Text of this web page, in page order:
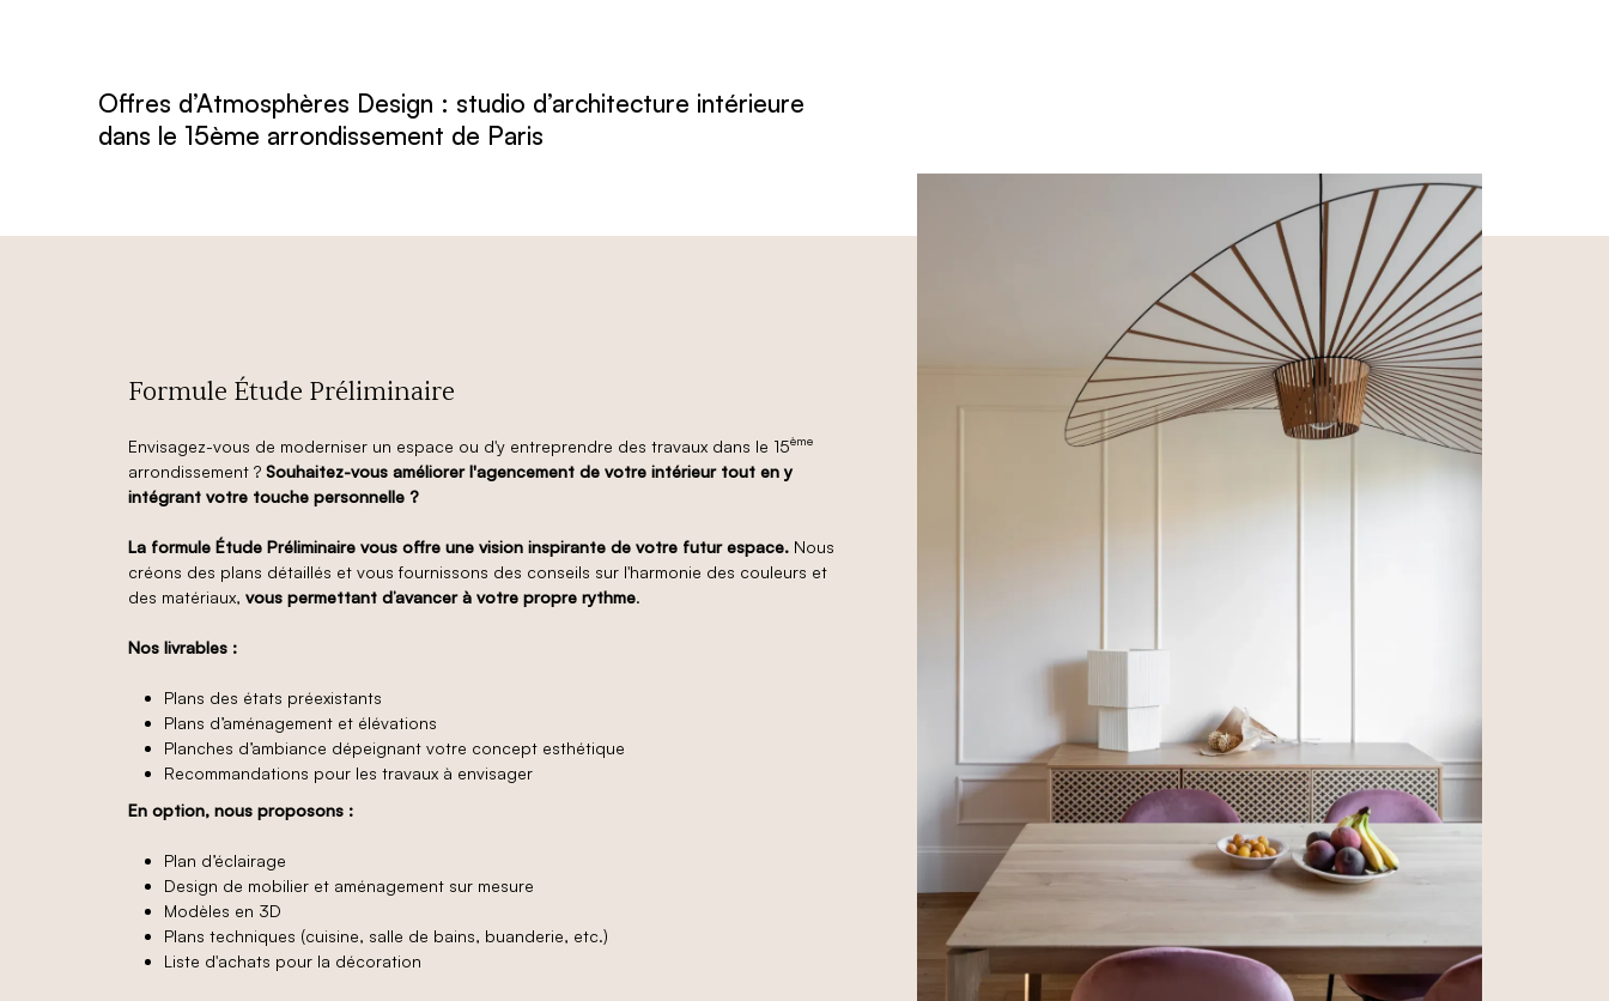
Offres d’Atmosphères Design : studio d’architecture intérieure
dans le 15ème arrondissement de Paris
Formule Étude Préliminaire
Envisagez-vous de moderniser un espace ou d'y entreprendre des travaux dans le 15ème
arrondissement ? Souhaitez-vous améliorer l'agencement de votre intérieur tout en y
intégrant votre touche personnelle ?
La formule Étude Préliminaire vous offre une vision inspirante de votre futur espace.Nous
créons des plans détaillés et vous fournissons des conseils sur l'harmonie des couleurs et
des matériaux, vous permettant d’avancer à votre propre rythme.
Nos livrables :
Plans des états préexistants
Plans d’aménagement et élévations
Planches d’ambiance dépeignant votre concept esthétique
Recommandations pour les travaux à envisager
En option, nous proposons :
Plan d’éclairage
Design de mobilier et aménagement sur mesure
Modèles en 3D
Plans techniques (cuisine, salle de bains, buanderie, etc.)
Liste d'achats pour la décoration